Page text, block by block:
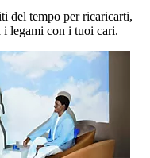
del tempo per ricaricarti,
i legami con i tuoi cari.